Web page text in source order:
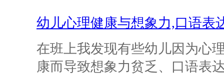
幼儿心理健康与想象力,口语表
在班上我发现有些幼儿因为心
康而导致想象力贫乏、口语表